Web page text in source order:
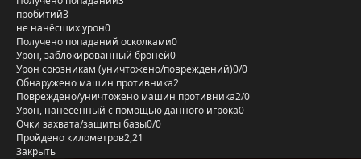
пробитий3
не нанёсших урон0
Получено попаданий осколками0
Урон, заблокированный бронёй0
Урон союзникам (уничтожено/повреждений)0/0
Обнаружено машин противника2
Повреждено/уничтожено машин противника2/0
Урон, нанесённый с помощью данного игрока0
Очки захвата/защиты базы0/0
Пройдено километров2,21
Закрыть